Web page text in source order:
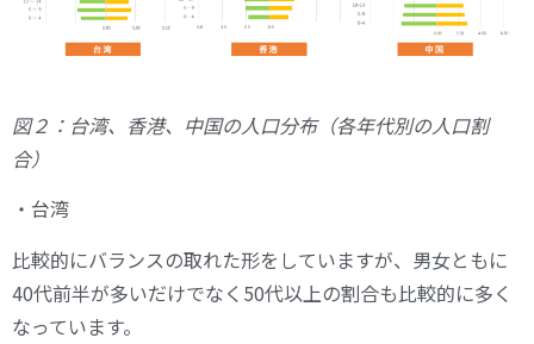
図２：台湾、香港、中国の人口分布（各年代別の人口割
合）
・台湾
比較的にバランスの取れた形をしていますが、男女ともに
40代前半が多いだけでなく50代以上の割合も比較的に多く
なっています。